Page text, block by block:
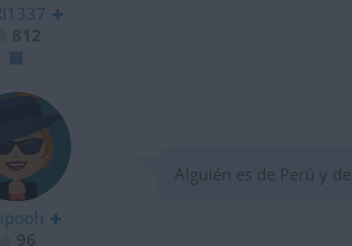
Alguién es de Perú y